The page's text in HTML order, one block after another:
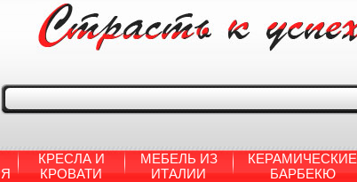
КРЕСЛА И
КРОВАТИ
МЕБЕЛЬ ИЗ
ИТАЛИИ
КЕРАМИЧЕСКИЕ
БАРБЕКЮ